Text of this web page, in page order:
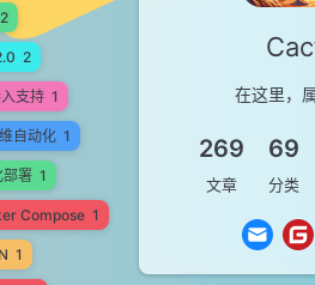
2
2
支持 1
自动化 1
部署 1
Compose 1
1
在这里，
269
文章
69
分类